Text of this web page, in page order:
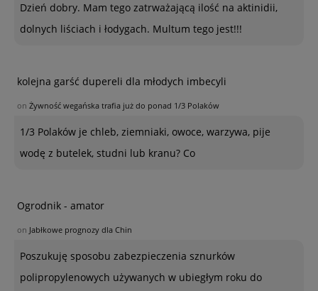
Dzień dobry. Mam tego zatrważającą ilość na aktinidii,
dolnych liściach i łodygach. Multum tego jest!!!
kolejna garść dupereli dla młodych imbecyli
on Żywność wegańska trafia już do ponad 1/3 Polaków
1/3 Polaków je chleb, ziemniaki, owoce, warzywa, pije
wodę z butelek, studni lub kranu? Co
Ogrodnik - amator
on Jabłkowe prognozy dla Chin
Poszukuję sposobu zabezpieczenia sznurków
polipropylenowych używanych w ubiegłym roku do